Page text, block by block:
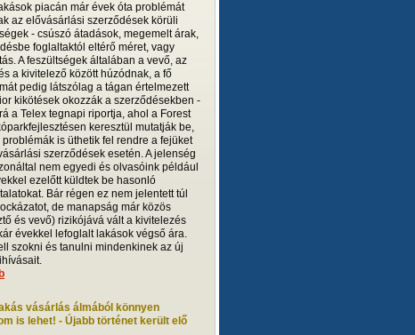
piacán már évek óta problémát
az elővásárlási szerződések körüli
- csúszó átadások, megemelt árak,
foglaltaktól eltérő méret, vagy
A feszültségek általában a vevő, az
a kivitelező között húzódnak, a fő
pedig látszólag a tágan értelmezett
kikötések okozzák a szerződésekben -
a Telex tegnapi riportja, ahol a Forest
keresztül mutatják be,
is üthetik fel rendre a fejüket
szerződések esetén. A jelenség
nem egyedi és olvasóink például
ezelőtt küldtek be hasonló
Bár régen ez nem jelentett túl
de manapság már közös
és vevő) rizikójává vált a kivitelezés
évekkel lefoglalt lakások végső ára.
szokni és tanulni mindenkinek az új
vásárlás álmából könnyen
is lehet! - Újabb történet került elő